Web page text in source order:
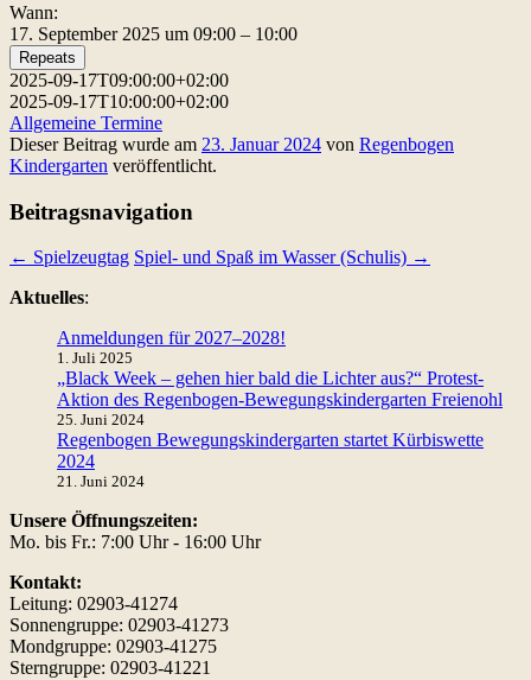
Wann:
17. September 2025 um 09:00 – 10:00
Repeats
2025-09-17T09:00:00+02:00
2025-09-17T10:00:00+02:00
Allgemeine Termine
Dieser Beitrag wurde am 23. Januar 2024 von Regenbogen
Kindergarten veröffentlicht.
Beitragsnavigation
← Spielzeugtag Spiel- und Spaß im Wasser (Schulis) →
Aktuelles:
Anmeldungen für 2027–2028!
1. Juli 2025
„Black Week – gehen hier bald die Lichter aus?“ Protest-
Aktion des Regenbogen-Bewegungskindergarten Freienohl
25. Juni 2024
Regenbogen Bewegungskindergarten startet Kürbiswette
2024
21. Juni 2024
Unsere Öffnungszeiten:
Mo. bis Fr.: 7:00 Uhr - 16:00 Uhr
Kontakt:
Leitung: 02903-41274
Sonnengruppe: 02903-41273
Mondgruppe: 02903-41275
Sterngruppe: 02903-41221